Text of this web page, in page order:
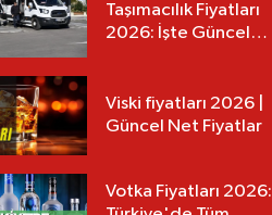
Taşımacılık Fiyatları
2026: İşte Güncel
Viski fiyatları 2026 |
Güncel Net Fiyatlar
Votka Fiyatları 2026: